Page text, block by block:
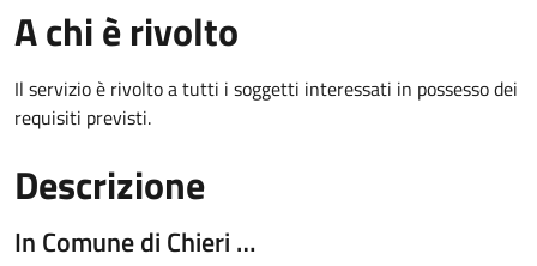
A chi è rivolto
Il servizio è rivolto a tutti i soggetti interessati in possesso dei
requisiti previsti.
Descrizione
In Comune di Chieri …